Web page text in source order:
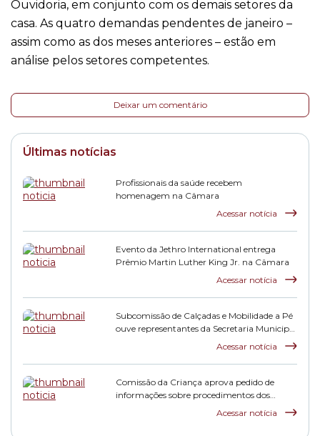
Ouvidoria, em conjunto com os demais setores da
casa. As quatro demandas pendentes de janeiro –
assim como as dos meses anteriores – estão em
análise pelos setores competentes.
Deixar um comentário
Últimas notícias
Profissionais da saúde recebem
homenagem na Câmara
Acessar notícia
Evento da Jethro International entrega
Prêmio Martin Luther King Jr. na Câmara
Acessar notícia
Subcomissão de Calçadas e Mobilidade a Pé
ouve representantes da Secretaria Municipal
Acessar notícia
Comissão da Criança aprova pedido de
informações sobre procedimentos dos
Conselhos Tutelares em denúncias feitas por
Acessar notícia